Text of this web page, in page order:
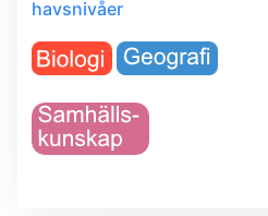
havsnivåer